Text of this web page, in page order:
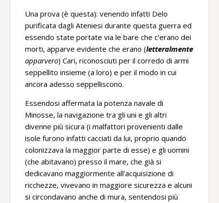
Una prova (è questa): venendo infatti Delo
purificata dagli Ateniesi durante questa guerra ed
essendo state portate via le bare che c’erano dei
morti, apparve evidente che erano (letteralmente
apparvero) Cari, riconosciuti per il corredo di armi
seppellito insieme (a loro) e per il modo in cui
ancora adesso seppelliscono.
Essendosi affermata la potenza navale di
Minosse, la navigazione tra gli uni e gli altri
divenne più sicura (i malfattori provenienti dalle
isole furono infatti cacciati da lui, proprio quando
colonizzava la maggior parte di esse) e gli uomini
(che abitavano) presso il mare, che già si
dedicavano maggiormente all’acquisizione di
ricchezze, vivevano in maggiore sicurezza e alcuni
si circondavano anche di mura, sentendosi più